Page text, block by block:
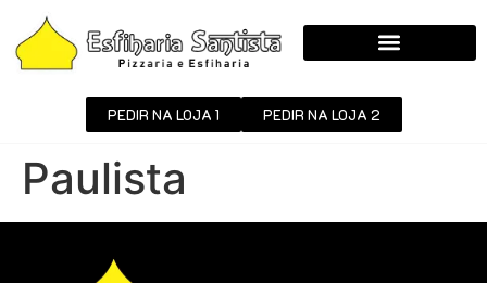
PEDIR NA LOJA 1 PEDIR NA LOJA 2
Paulista